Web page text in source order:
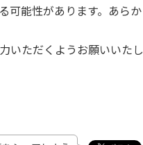
可能性があります。あらか
いただくようお願いいたし